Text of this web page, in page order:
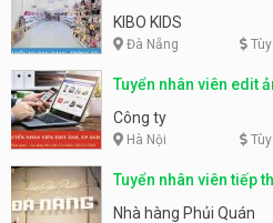
KIBO KIDS
Đà Nẵng Tùy
Tuyển nhân viên edit
Công ty
Hà Nội Tùy
Tuyển nhân viên tiếp
Nhà hàng Phủi Quán